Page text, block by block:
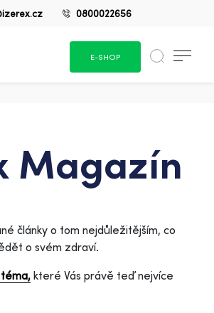
0800022656
E-SHOP
Magazín
články o tom nejdůležitějším, co
o svém zdraví.
které Vás právě teď nejvíce